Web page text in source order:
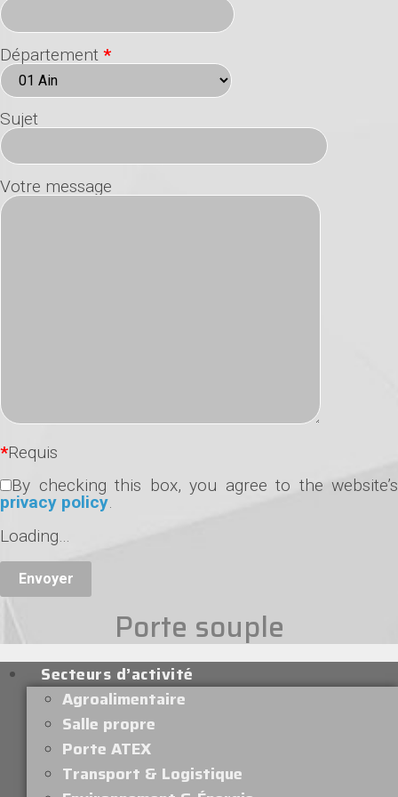
Département *
Sujet
Votre message
*Requis
By checking this box, you agree to the website’s
privacy policy.
Loading…
Porte souple
Secteurs d’activité
Agroalimentaire
Salle propre
Porte ATEX
Transport & Logistique